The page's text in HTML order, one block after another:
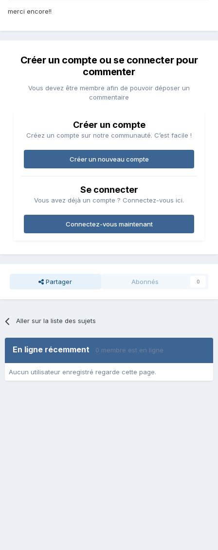
merci encore!!
Créer un compte ou se connecter pour
commenter
Vous devez être membre afin de pouvoir déposer un
commentaire
Créer un compte
Créez un compte sur notre communauté. C’est facile !
Créer un nouveau compte
Se connecter
Vous avez déjà un compte ? Connectez-vous ici.
Connectez-vous maintenant
Partager Abonnés 0
Aller sur la liste des sujets
En ligne récemment 0 membre est en ligne
Aucun utilisateur enregistré regarde cette page.